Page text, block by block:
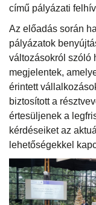
című pályázati
Az előadás során
pályázatok
változásokról szóló
megjelentek,
érintett
biztosított a
értesüljenek a
kérdéseiket az
lehetőségekkel